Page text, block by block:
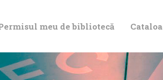
meu de bibliotecă
BIBLIOTECĂ